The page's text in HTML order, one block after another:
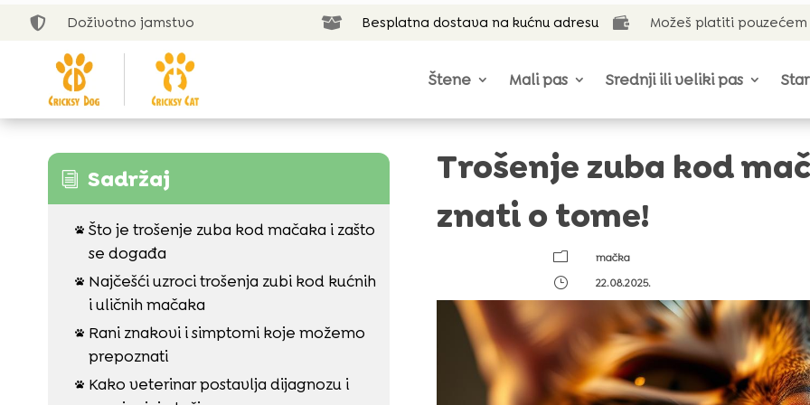
 Doživotno jamstvo  Besplatna dostava na kućnu adresu  Možeš platiti pouzećem
Štene Mali pas Srednji ili veliki pas
i Sadržaj
 Što je trošenje zuba kod mačaka i zašto
se događa

Najčešći uzroci trošenja zubi kod kućnih
i uličnih mačaka

Rani znakovi i simptomi koje možemo
prepoznati

Kako veterinar postavlja dijagnozu i
Trošenje zuba kod
znati o tome!
m
mačka
}
22.08.2025.